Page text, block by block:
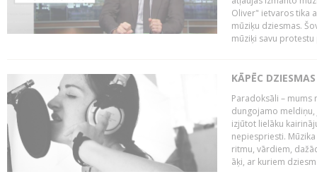
Oliver" ietvaros tika
mūziķu dziesmas.
mūziķi savu
KĀPĒC
Paradoksāli – mums
dungojamo
izjūtot lielāku
nepiespriesti.
ritmu, vārdiem,
āķi, ar kuriem